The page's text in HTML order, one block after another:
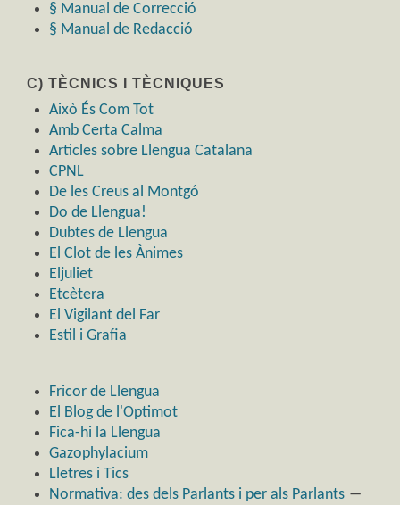
§ Manual de Correcció
§ Manual de Redacció
C) TÈCNICS I TÈCNIQUES
Això És Com Tot
Amb Certa Calma
Articles sobre Llengua Catalana
CPNL
De les Creus al Montgó
Do de Llengua!
Dubtes de Llengua
El Clot de les Ànimes
Eljuliet
Etcètera
El Vigilant del Far
Estil i Grafia
Fricor de Llengua
El Blog de l'Optimot
Fica-hi la Llengua
Gazophylacium
Lletres i Tics
Normativa: des dels Parlants i per als Parlants ―